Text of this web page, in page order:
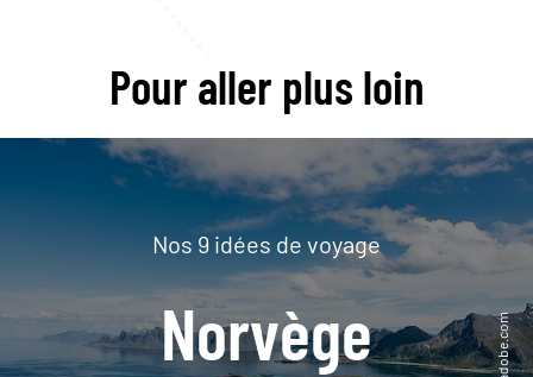
Pour aller plus loin
Nos 9 idées de voyage
Norvège